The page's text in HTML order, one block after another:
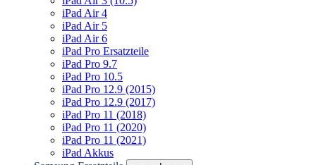
iPad Air 4
iPad Air 5
iPad Air 6
iPad Pro Ersatzteile
iPad Pro 9.7
iPad Pro 10.5
iPad Pro 12.9 (2015)
iPad Pro 12.9 (2017)
iPad Pro 11 (2018)
iPad Pro 11 (2020)
iPad Pro 11 (2021)
iPad Akkus